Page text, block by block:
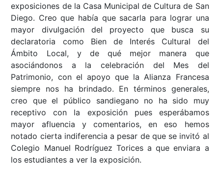
exposiciones de la Casa Municipal de Cultura de San
Diego. Creo que había que sacarla para lograr una
mayor divulgación del proyecto que busca su
declaratoria como Bien de Interés Cultural del
Ámbito Local, y de qué mejor manera que
asociándonos a la celebración del Mes del
Patrimonio, con el apoyo que la Alianza Francesa
siempre nos ha brindado. En términos generales,
creo que el público sandiegano no ha sido muy
receptivo con la exposición pues esperábamos
mayor afluencia y comentarios, en eso hemos
notado cierta indiferencia a pesar de que se invitó al
Colegio Manuel Rodríguez Torices a que enviara a
los estudiantes a ver la exposición.